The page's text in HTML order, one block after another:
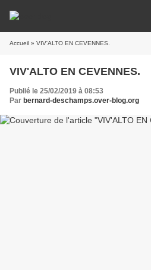
Accueil » VIV'ALTO EN CEVENNES.
VIV'ALTO EN CEVENNES.
Publié le 25/02/2019 à 08:53
Par bernard-deschamps.over-blog.org